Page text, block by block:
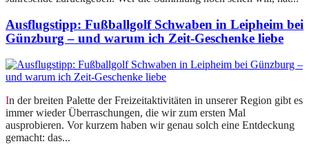
Ausflugstipp: Fußballgolf Schwaben in Leipheim bei
Günzburg – und warum ich Zeit-Geschenke liebe
In der breiten Palette der Freizeitaktivitäten in unserer Region gibt es
immer wieder Überraschungen, die wir zum ersten Mal
ausprobieren. Vor kurzem haben wir genau solch eine Entdeckung
gemacht: das...